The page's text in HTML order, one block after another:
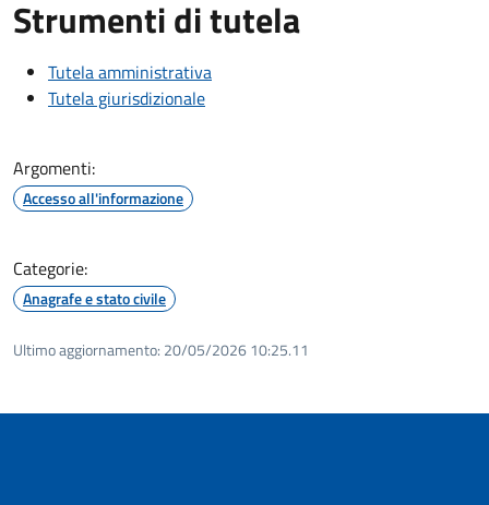
Strumenti di tutela
Tutela amministrativa
Tutela giurisdizionale
Argomenti:
Accesso all'informazione
Categorie:
Anagrafe e stato civile
Ultimo aggiornamento: 20/05/2026 10:25.11